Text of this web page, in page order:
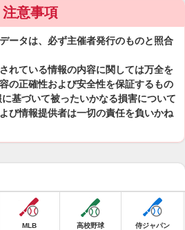
注意事項
ータは、必ず主催者発行のものと照合
れている情報の内容に関しては万全を
の正確性および安全性を保証するもの
基づいて被ったいかなる損害について
び情報提供者は一切の責任を負いかね
MLB 高校野球 侍ジャパン